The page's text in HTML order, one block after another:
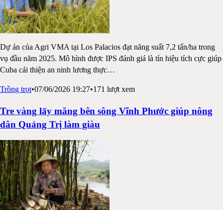
Dự án của Agri VMA tại Los Palacios đạt năng suất 7,2 tấn/ha trong
vụ đầu năm 2025. Mô hình được IPS đánh giá là tín hiệu tích cực giúp
Cuba cải thiện an ninh lương thực…
Trồng trọt•07/06/2026 19:27•171 lượt xem
Tre vàng lấy măng bên sông Vĩnh Phước giúp nông
dân Quảng Trị làm giàu